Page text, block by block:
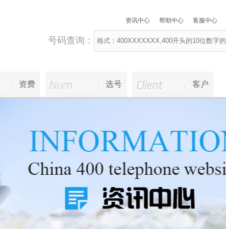
客服中心
帮助中心
资讯中心
号码查询：
资费 选号 客户